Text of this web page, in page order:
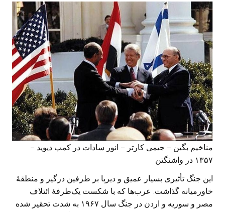
مناخیم بگین – جیمی کارتر – انور سادات در کمپ دیوید –
۱۳۵۷ در واشنگتن
این جنگ تأثیری بسیار عمیق و دیرپا بر طرفین درگیر و منطقهٔ
خاورمیانه گذاشت. عرب‌ها که با شکست یک‌طرفهٔ ائتلاف
مصر و سوریه و اردن در جنگ سال ۱۹۶۷ به شدت تحقیر شده